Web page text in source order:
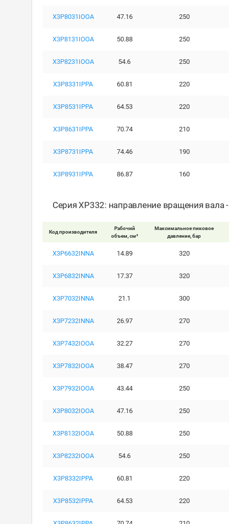
X3P8031IOOA 47.16 250
X3P8131IOOA 50.88 250
X3P8231IOOA 54.6 250
X3P8331IPPA 60.81 220
X3P8531IPPA 64.53 220
X3P8631IPPA 70.74 210
X3P8731IPPA 74.46 190
X3P8931IPPA 86.87 160
Серия XP332: направление вращения вала
Код производителя
Рабочий
объем, см³
Максимальное пиковое
давление, бар
X3P6632INNA 14.89 320
X3P6832INNA 17.37 320
X3P7032INNA 21.1 300
X3P7232INNA 26.97 270
X3P7432IOOA 32.27 270
X3P7832IOOA 38.47 270
X3P7932IOOA 43.44 250
X3P8032IOOA 47.16 250
X3P8132IOOA 50.88 250
X3P8232IOOA 54.6 250
X3P8332IPPA 60.81 220
X3P8532IPPA 64.53 220